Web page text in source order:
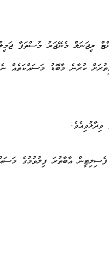
ރީޖަނަލް މެނޭޖަރު މުސްތަފާ ޖަމީލު
ކުރާނެ މާބޮޑު މަސައްކަތެއް
އާބާތުރަ ފިލުވުމުގެ